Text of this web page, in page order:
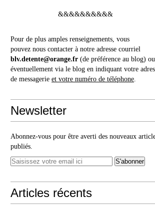
&&&&&&&&&&
Pour de plus amples renseignements, vous
pouvez nous contacter à notre adresse courriel
blv.detente@orange.fr (de préférence au blog) ou
éventuellement via le blog en indiquant votre
de messagerie et votre numéro de téléphone.
Newsletter
Abonnez-vous pour être averti des nouveaux
publiés.
Articles récents